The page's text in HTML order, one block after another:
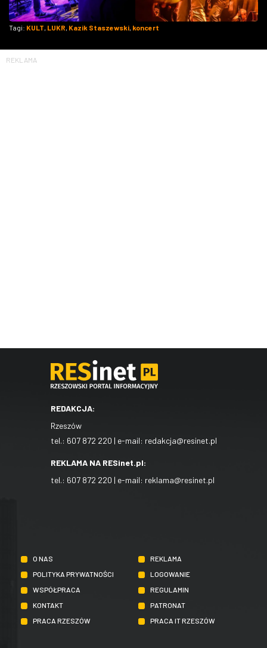
Tagi: KULT LUKR Kazik Staszewski koncert
REKLAMA
REDAKCJA:
Rzeszów
tel.: 607 872 220 | e-mail: redakcja@resinet.pl
REKLAMA NA RESinet.pl:
tel.: 607 872 220 | e-mail: reklama@resinet.pl
O NAS
REKLAMA
POLITYKA PRYWATNOŚCI
LOGOWANIE
WSPÓŁPRACA
REGULAMIN
KONTAKT
PATRONAT
PRACA RZESZÓW
PRACA IT RZESZÓW